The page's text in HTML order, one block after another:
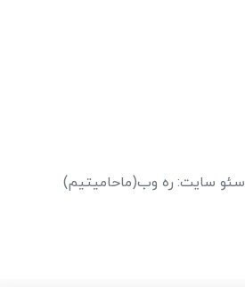
سئو سایت: ره وب(ماحامیتیم)